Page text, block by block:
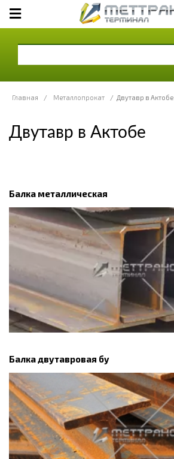
Главная / Металлопрокат / Двутавр в Актобе
Двутавр в Актобе
Балка металлическая
Балка двутавровая бу